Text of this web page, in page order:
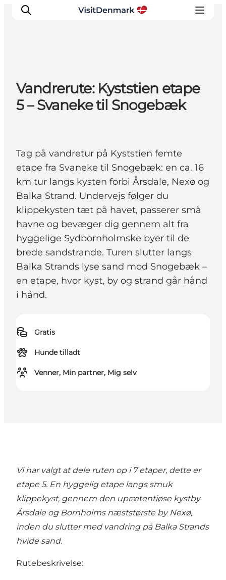
Inspiration
Destinationer
Oplevelser
Vandrerute: Kyststien etape
5 – Svaneke til Snogebæk
Tag på vandretur på Kyststien femte
etape fra Svaneke til Snogebæk: en ca. 16
km tur langs kysten forbi Årsdale, Nexø og
Balka Strand. Undervejs følger du
klippekysten tæt på havet, passerer små
havne og bevæger dig gennem alt fra
hyggelige Sydbornholmske byer til de
brede sandstrande. Turen slutter langs
Balka Strands lyse sand mod Snogebæk –
en etape, hvor kyst, by og strand går hånd
i hånd.
Gratis
Hunde tilladt
Venner, Min partner, Mig selv
Vi har valgt at dele ruten op i 7 etaper, dette er
etape 5. En hyggelig etape langs smuk
klippekyst, gennem den uprætentiøse kystby
Årsdale og Bornholms næststørste by Nexø,
inden du slutter med vandring på Balka Strands
hvide sand.
Rutebeskrivelse: